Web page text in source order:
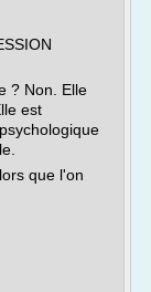
? Non. Elle
est
que l'on